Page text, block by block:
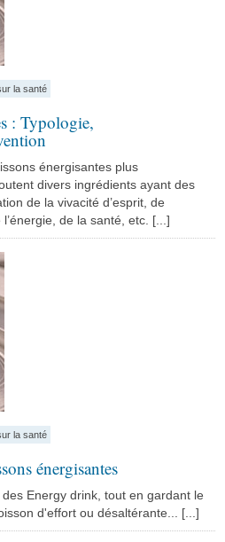
la santé
: Typologie,
énergisantes plus
divers ingrédients ayant des
de la vivacité d’esprit, de
de la santé, etc. [...]
la santé
énergisantes
Energy drink, tout en gardant le
d'effort ou désaltérante... [...]